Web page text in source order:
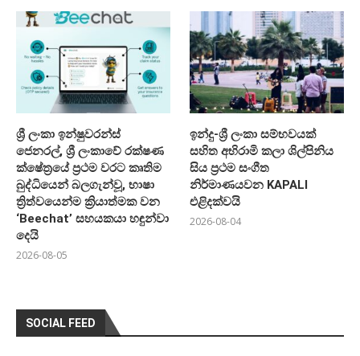
ශ්‍රී ලංකා ඉන්ෂුවරන්ස්
ජෙනරල්, ශ්‍රී ලංකාවේ රක්ෂණ
ක්ෂේත්‍රයේ ප්‍රථම වරට කෘතිම
බුද්ධියෙන් බලගැන්වූ, භාෂා
ත්‍රිත්වයෙන්ම ක්‍රියාත්මක වන
‘Beechat’ සහයකයා හඳුන්වා
දෙයි
2026-08-05
ඉන්දු-ශ්‍රී ලංකා සම්භවයක්
සහිත අභිරාමි කලා ශිල්පිනිය
සිය ප්‍රථම සංගීත
නිර්මාණයවන KAPALI
එළිදක්වයි
2026-08-04
SOCIAL FEED